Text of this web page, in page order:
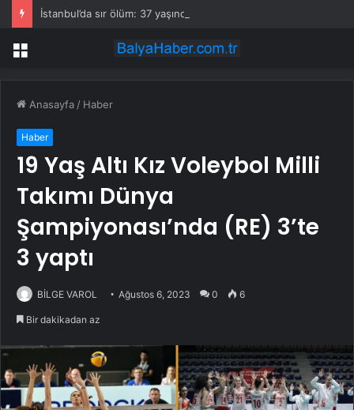
Menü
Anasayfa / Haber
Haber
19 Yaş Altı Kız Voleybol Milli
Takımı Dünya
Şampiyonası’nda (RE) 3’te
3 yaptı
BİLGE VAROL Ağustos 6, 2023 0 6
Bir dakikadan az